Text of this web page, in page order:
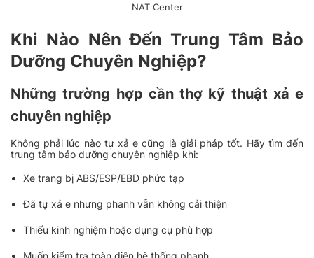
NAT Center
Khi Nào Nên Đến Trung Tâm Bảo
Dưỡng Chuyên Nghiệp?
Những trường hợp cần thợ kỹ thuật xả e
chuyên nghiệp
Không phải lúc nào tự xả e cũng là giải pháp tốt. Hãy tìm đến
trung tâm bảo dưỡng chuyên nghiệp khi:
Xe trang bị ABS/ESP/EBD phức tạp
Đã tự xả e nhưng phanh vẫn không cải thiện
Thiếu kinh nghiệm hoặc dụng cụ phù hợp